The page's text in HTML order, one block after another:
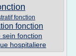
fonction
fonction
sein fonction
hospitaliere